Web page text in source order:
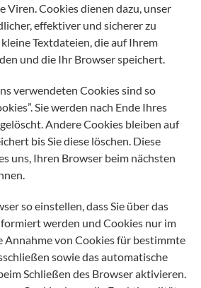
Viren. Cookies dienen dazu, unser
effektiver und sicherer zu
Textdateien, die auf Ihrem
und die Ihr Browser speichert.
verwendeten Cookies sind so
Sie werden nach Ende Ihres
Andere Cookies bleiben auf
bis Sie diese löschen. Diese
uns, Ihren Browser beim nächsten
so einstellen, dass Sie über das
werden und Cookies nur im
Annahme von Cookies für bestimmte
sowie das automatische
Schließen des Browser aktivieren.